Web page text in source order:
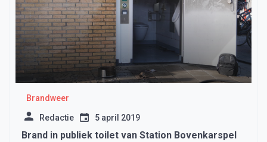
Brandweer
Redactie 5 april 2019
Brand in publiek toilet van Station Bovenkarspel